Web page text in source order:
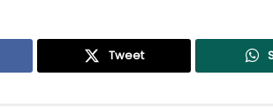
Tweet